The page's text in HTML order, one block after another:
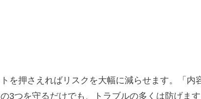
を押さえればリスクを大幅に減らせます。「内
つを守るだけでも、トラブルの多くは防げま